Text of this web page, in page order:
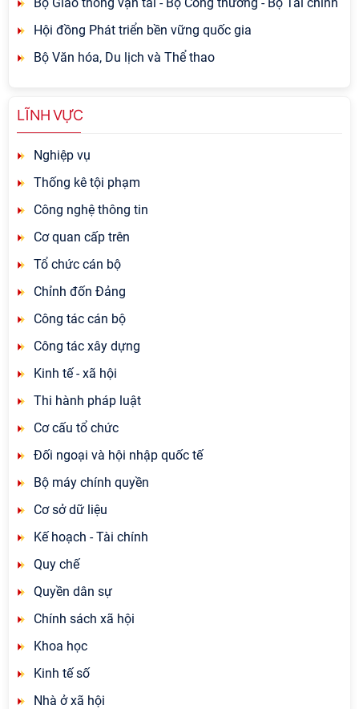
Hội đồng Phát triển bền vững quốc gia
Bộ Văn hóa, Du lịch và Thể thao
LĨNH VỰC
Nghiệp vụ
Thống kê tội phạm
Công nghệ thông tin
Cơ quan cấp trên
Tổ chức cán bộ
Chỉnh đốn Đảng
Công tác cán bộ
Công tác xây dựng
Kinh tế - xã hội
Thi hành pháp luật
Cơ cấu tổ chức
Đối ngoại và hội nhập quốc tế
Bộ máy chính quyền
Cơ sở dữ liệu
Kế hoạch - Tài chính
Quy chế
Quyền dân sự
Chính sách xã hội
Khoa học
Kinh tế số
Nhà ở xã hội